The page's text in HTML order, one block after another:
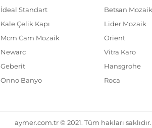
İdeal Standart
Kale Çelik Kapı
Mcm Cam Mozaik
Newarc
Geberit
Onno Banyo
Betsan Mozaik
Lider Mozaik
Orient
Vitra Karo
Hansgrohe
Roca
aymer.com.tr © 2021. Tüm hakları saklıdır.